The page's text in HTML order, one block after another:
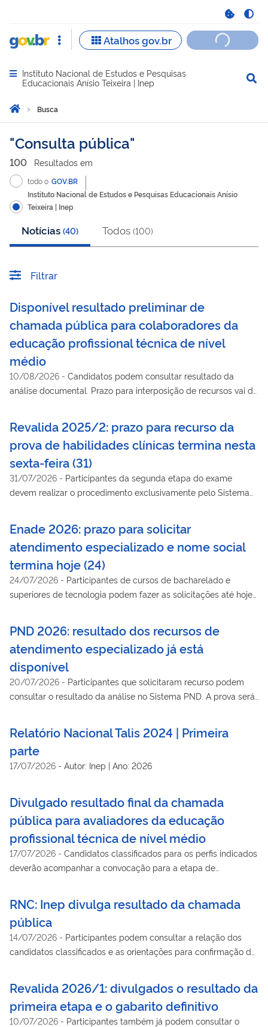
Abrir menu principal de navegação
Instituto Nacional de Estudos e Pesquisas
Educacionais Anísio Teixeira | Inep
Você está aqui:
Página Inicial
Busca
Busca
Consulta pública
100 Resultados em
todo o GOV.BR
Instituto Nacional de Estudos e Pesquisas Educacionais Anísio
Teixeira | Inep
Notícias (40) Todos (100)
Filtrar
Disponível resultado preliminar de
chamada pública para colaboradores da
educação profissional técnica de nível
médio
10/08/2026 - Candidatos podem consultar resultado da
análise documental. Prazo para interposição de recursos vai de
Revalida 2025/2: prazo para recurso da
prova de habilidades clínicas termina nesta
sexta-feira (31)
31/07/2026 - Participantes da segunda etapa do exame
devem realizar o procedimento exclusivamente pelo Sistema
Enade 2026: prazo para solicitar
atendimento especializado e nome social
termina hoje (24)
24/07/2026 - Participantes de cursos de bacharelado e
superiores de tecnologia podem fazer as solicitações até hoje
PND 2026: resultado dos recursos de
atendimento especializado já está
disponível
20/07/2026 - Participantes que solicitaram recurso podem
consultar o resultado da análise no Sistema PND. A prova será
Relatório Nacional Talis 2024 | Primeira
parte
17/07/2026 - Autor: Inep | Ano: 2026
Divulgado resultado final da chamada
pública para avaliadores da educação
profissional técnica de nível médio
17/07/2026 - Candidatos classificados para os perfis indicados
deverão acompanhar a convocação para a etapa de
RNC: Inep divulga resultado da chamada
pública
14/07/2026 - Participantes podem consultar a relação dos
candidatos classificados e as orientações para confirmação da
Revalida 2026/1: divulgados o resultado da
primeira etapa e o gabarito definitivo
10/07/2026 - Participantes também já podem consultar o